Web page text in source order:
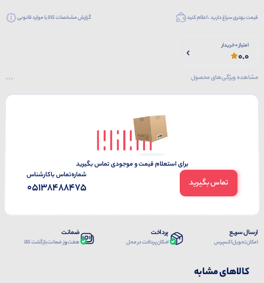
قیمت بهتری سراغ دارید ، اعلام کنید گزارش مشخصات کالا یا موارد قانونی
امتیاز 0 خریدار
0.0
مشاهده ویژگی‌های محصول
برای استعلام قیمت و موجودی تماس بگیرید
تماس بگیرید
شماره‌تماس‌ با‌کارشناس
05138488475
ارسال سریع
امکان تحویل اکسپرس
پرداخت
امکان پرداخت در محل
ضمانت
هفت روز ضمانت بازگشت کالا
کالاهای مشابه